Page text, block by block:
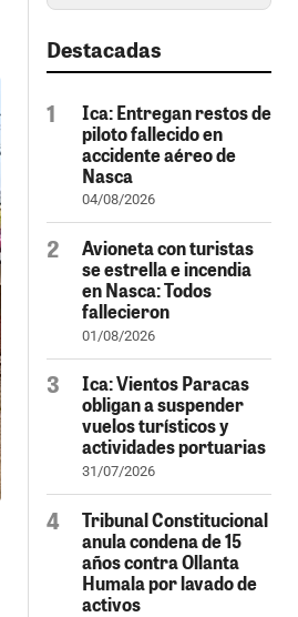
Destacadas
Ica: Entregan restos de
piloto fallecido en
accidente aéreo de
Nasca
04/08/2026
Avioneta con turistas
se estrella e incendia
en Nasca: Todos
fallecieron
01/08/2026
Ica: Vientos Paracas
obligan a suspender
vuelos turísticos y
actividades portuarias
31/07/2026
Tribunal Constitucional
anula condena de 15
años contra Ollanta
Humala por lavado de
activos